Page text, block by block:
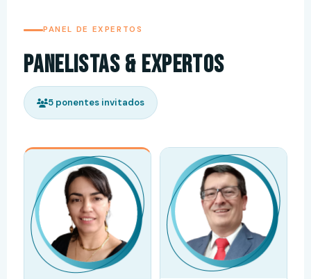
PANEL DE EXPERTOS
Panelistas & Expertos
5 ponentes invitados